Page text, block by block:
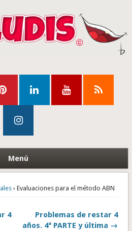
Menú
› Evaluaciones para el método ABN
4
Problemas de restar 4
años. 4ª PARTE y última →